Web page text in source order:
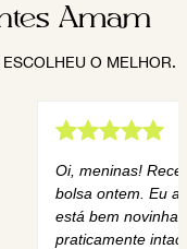
Amam
O MELHOR.
Oi, meninas!
bolsa ontem. Eu
está bem novinha,
praticamente